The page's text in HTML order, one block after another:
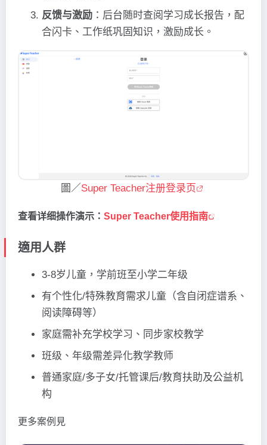
反馈与激励 ：后台随时查阅学习成长报告，配
合闪卡、工作纸巩固知识，激励成长。
圖／Super Teacher注册登录页
查看详细操作演示： Super Teacher使用指南
適用人群
3-8岁儿童，学前班至小学二年级
有个性化/特殊教育需求儿童（含自闭症谱系、
阅读障碍等）
家庭需补充学校学习、同步家校教学
班级、年级需差异化教学教师
普通家庭/多子女/托管课后/教育扶助及公益机
构
更多案例見